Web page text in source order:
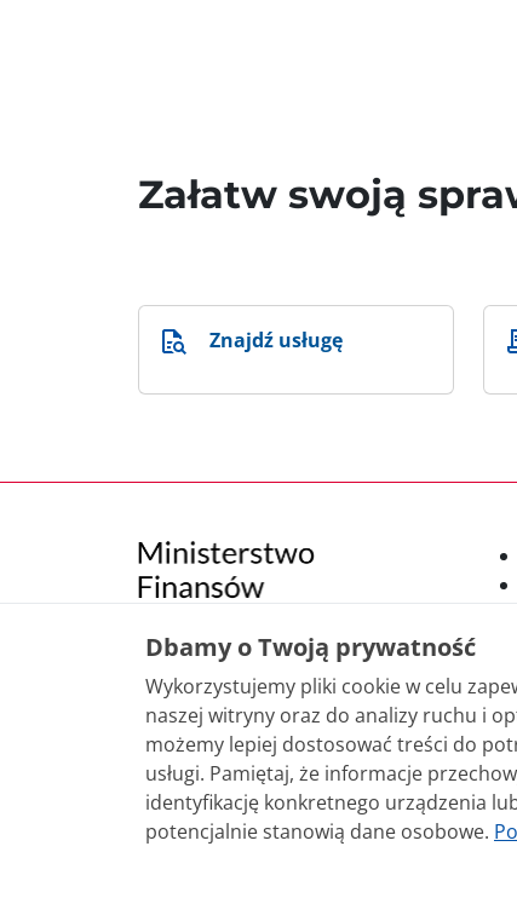
Załatw swoją
Znajdź usługę
Treści zamieszczone w serwisie
sposobu korzystania, nie wymaga
nie jest to stwierdzone inaczej, są
Dbamy o Twoją prywatność
Wykorzystujemy pliki cookie w celu
naszej witryny oraz do analizy ruchu i
możemy lepiej dostosować treści do
usługi. Pamiętaj, że informacje
identyfikację konkretnego urządzenia
potencjalnie stanowią dane osobowe.